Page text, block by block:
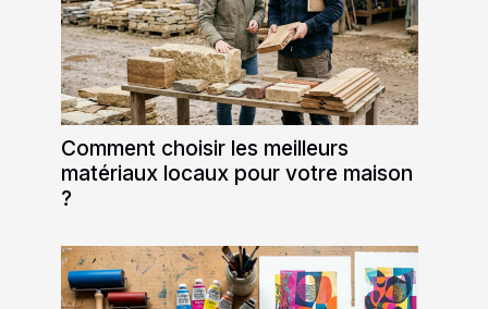
Comment choisir les meilleurs
matériaux locaux pour votre maison
?